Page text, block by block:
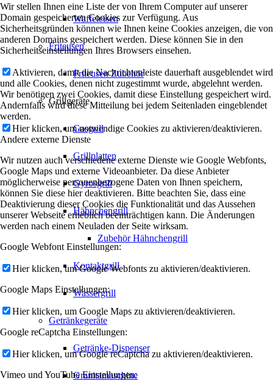
Waffeleisen
Friteusen
Friteusen Zubehör
Grillgeräte
Gasgrill
Grillplatten
Gyrosgrill
Hähnchengrill
Zubehör Hähnchengrill
Kontaktgrill
Wassergrill
Getränkegeräte
Getränke-Dispenser
Granitamaschine
Wir stellen Ihnen eine Liste der von Ihrem Computer auf unserer
Domain gespeicherten Cookies zur Verfügung. Aus
Sicherheitsgründen können wie Ihnen keine Cookies anzeigen, die von
anderen Domains gespeichert werden. Diese können Sie in den
Sicherheitseinstellungen Ihres Browsers einsehen.
Aktivieren, damit die Nachrichtenleiste dauerhaft ausgeblendet wird
und alle Cookies, denen nicht zugestimmt wurde, abgelehnt werden.
Wir benötigen zwei Cookies, damit diese Einstellung gespeichert wird.
Andernfalls wird diese Mitteilung bei jedem Seitenladen eingeblendet
werden.
Hier klicken, um notwendige Cookies zu aktivieren/deaktivieren.
Andere externe Dienste
Wir nutzen auch verschiedene externe Dienste wie Google Webfonts,
Google Maps und externe Videoanbieter. Da diese Anbieter
möglicherweise personenbezogene Daten von Ihnen speichern,
können Sie diese hier deaktivieren. Bitte beachten Sie, dass eine
Deaktivierung dieser Cookies die Funktionalität und das Aussehen
unserer Webseite erheblich beeinträchtigen kann. Die Änderungen
werden nach einem Neuladen der Seite wirksam.
Google Webfont Einstellungen:
Hier klicken, um Google Webfonts zu aktivieren/deaktivieren.
Google Maps Einstellungen:
Hier klicken, um Google Maps zu aktivieren/deaktivieren.
Google reCaptcha Einstellungen:
Hier klicken, um Google reCaptcha zu aktivieren/deaktivieren.
Vimeo und YouTube Einstellungen: